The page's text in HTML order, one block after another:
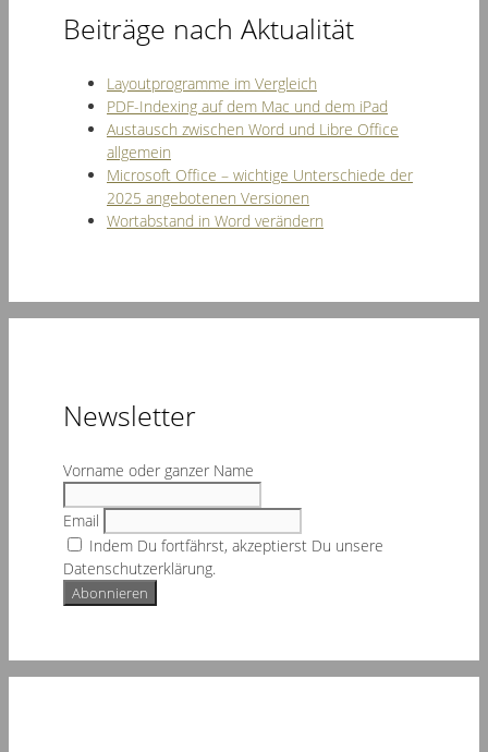
Beiträge nach Aktualität
Layoutprogramme im Vergleich
PDF-Indexing auf dem Mac und dem iPad
Austausch zwischen Word und Libre Office
allgemein
Microsoft Office – wichtige Unterschiede der
2025 angebotenen Versionen
Wortabstand in Word verändern
Newsletter
Vorname oder ganzer Name
Email
Indem Du fortfährst, akzeptierst Du unsere
Datenschutzerklärung.